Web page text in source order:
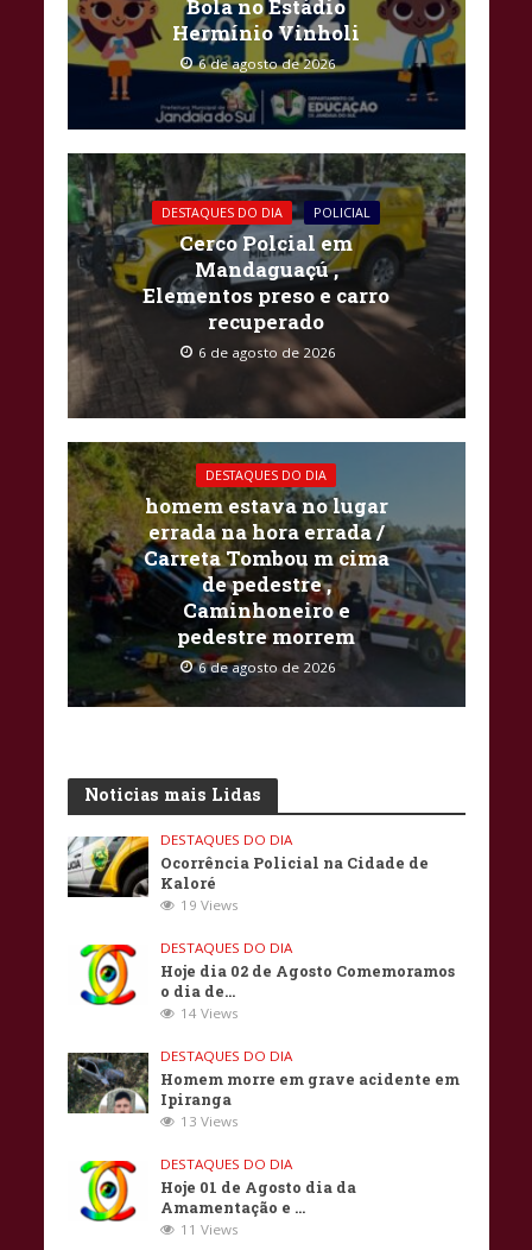
Bola no Estádio
Hermínio Vinholi
6 de agosto de 2026
DESTAQUES DO DIA POLICIAL
Cerco Polcial em
Mandaguaçú ,
Elementos preso e carro
recuperado
6 de agosto de 2026
DESTAQUES DO DIA
homem estava no lugar
errada na hora errada /
Carreta Tombou m cima
de pedestre ,
Caminhoneiro e
pedestre morrem
6 de agosto de 2026
Noticias mais Lidas
DESTAQUES DO DIA
Ocorrência Policial na Cidade de
Kaloré
19 Views
DESTAQUES DO DIA
Hoje dia 02 de Agosto Comemoramos
o dia de…
14 Views
DESTAQUES DO DIA
Homem morre em grave acidente em
Ipiranga
13 Views
DESTAQUES DO DIA
Hoje 01 de Agosto dia da
Amamentação e …
11 Views